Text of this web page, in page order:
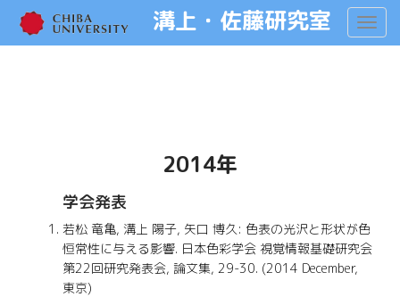
溝上・佐藤研究室
2014年
学会発表
若松 竜亀, 溝上 陽子, 矢口 博久: 色表の光沢と形状が色
恒常性に与える影響. 日本色彩学会 視覚情報基礎研究会
第22回研究発表会, 論文集, 29-30. (2014 December,
東京)